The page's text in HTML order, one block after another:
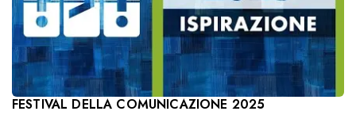
FESTIVAL DELLA COMUNICAZIONE 2025